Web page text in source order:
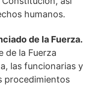
humanos.
de la Fuerza.
de la Fuerza
las funcionarias y
procedimientos